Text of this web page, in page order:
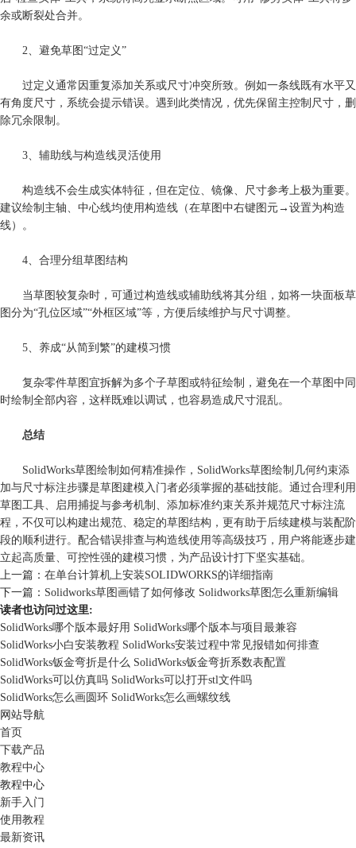
余或断裂处合并。
2、避免草图“过定义”
过定义通常因重复添加关系或尺寸冲突所致。例如一条线既有水平又
有角度尺寸，系统会提示错误。遇到此类情况，优先保留主控制尺寸，删
除冗余限制。
3、辅助线与构造线灵活使用
构造线不会生成实体特征，但在定位、镜像、尺寸参考上极为重要。
建议绘制主轴、中心线均使用构造线（在草图中右键图元→设置为构造
线）。
4、合理分组草图结构
当草图较复杂时，可通过构造线或辅助线将其分组，如将一块面板草
图分为“孔位区域”“外框区域”等，方便后续维护与尺寸调整。
5、养成“从简到繁”的建模习惯
复杂零件草图宜拆解为多个子草图或特征绘制，避免在一个草图中同
时绘制全部内容，这样既难以调试，也容易造成尺寸混乱。
总结
SolidWorks草图绘制如何精准操作，SolidWorks草图绘制几何约束添
加与尺寸标注步骤是草图建模入门者必须掌握的基础技能。通过合理利用
草图工具、启用捕捉与参考机制、添加标准约束关系并规范尺寸标注流
程，不仅可以构建出规范、稳定的草图结构，更有助于后续建模与装配阶
段的顺利进行。配合错误排查与构造线使用等高级技巧，用户将能逐步建
立起高质量、可控性强的建模习惯，为产品设计打下坚实基础。
上一篇： 在单台计算机上安装SOLIDWORKS的详细指南
下一篇： Solidworks草图画错了如何修改 Solidworks草图怎么重新编辑
读者也访问过这里:
SolidWorks哪个版本最好用 SolidWorks哪个版本与项目最兼容
SolidWorks小白安装教程 SolidWorks安装过程中常见报错如何排查
SolidWorks钣金弯折是什么 SolidWorks钣金弯折系数表配置
SolidWorks可以仿真吗 SolidWorks可以打开stl文件吗
SolidWorks怎么画圆环 SolidWorks怎么画螺纹线
网站导航
首页
下载产品
教程中心
教程中心
新手入门
使用教程
最新资讯